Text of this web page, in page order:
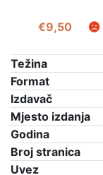
€9,50
Težina
Format
Izdavač
Mjesto izdanja
Godina
Broj stranica
Uvez